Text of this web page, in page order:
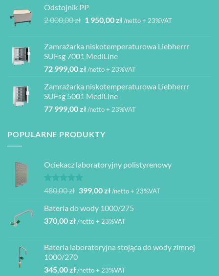
840,00 zł
080,00 zł
Odstojnik PP
2 000,00zł Pierwotna
2
000,00 zł.
1 950,00złAktualna
1
/netto + 23%VAT
Zamrażarka niskotemperaturowa Liebherrr
SUFsg 7001 MediLine
72 999,00zł/netto + 23%VAT
Zamrażarka niskotemperaturowa Liebherrr
SUFsg 5001 MediLine
77 999,00zł/netto + 23%VAT
POPULARNE PRODUKTY
Ociekacz laboratoryjny polistyrenowy
Oceniono
na 5
480,00zł Pierwotna
wynosiła:
480,00 zł.
399,00złAktualna
wynosi:
399,00 zł.
/netto + 23%VAT
Bateria do wody 1000/275
370,00zł/netto + 23%VAT
Bateria laboratoryjna stojąca do wody zimnej
1000/270
345,00zł/netto + 23%VAT